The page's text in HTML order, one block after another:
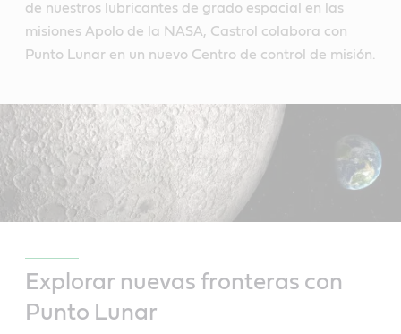
de nuestros lubricantes de grado espacial en las
misiones Apolo de la NASA, Castrol colabora con
Punto Lunar en un nuevo Centro de control de misión.
Explorar nuevas fronteras con
Punto Lunar